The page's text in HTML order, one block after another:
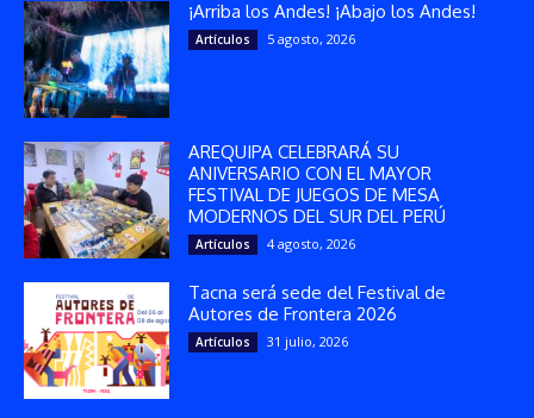
¡Arriba los Andes! ¡Abajo los Andes!
Artículos 5 agosto, 2026
AREQUIPA CELEBRARÁ SU
ANIVERSARIO CON EL MAYOR
FESTIVAL DE JUEGOS DE MESA
MODERNOS DEL SUR DEL PERÚ
Artículos 4 agosto, 2026
Tacna será sede del Festival de
Autores de Frontera 2026
Artículos 31 julio, 2026